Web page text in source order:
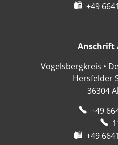
+49
Anschrift
Vogelsbergkreis •
Hersfelder
36304
+49
+49